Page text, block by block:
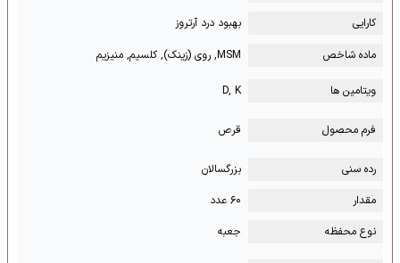
کارایی
بهبود درد آرتروز
ماده شاخص
MSM, روی (زینک), کلسیم, منیزیم
ویتامین ها D, K
فرم محصول قرص
رده سنی
بزرگسالان
مقدار
۶۰ عدد
نوع محفظه
جعبه